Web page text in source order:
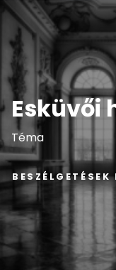
Esküvői
Téma